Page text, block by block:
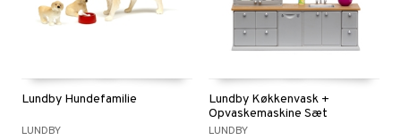
Lundby Hundefamilie
LUNDBY
Lundby Køkkenvask +
Opvaskemaskine Sæt
LUNDBY